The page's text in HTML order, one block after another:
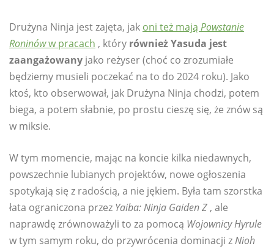
Drużyna Ninja jest zajęta, jak oni też mają Powstanie
Roninóww pracach , który również Yasuda jest
zaangażowany jako reżyser (choć co zrozumiałe
będziemy musieli poczekać na to do 2024 roku). Jako
ktoś, kto obserwował, jak Drużyna Ninja chodzi, potem
biega, a potem słabnie, po prostu cieszę się, że znów są
w miksie.
W tym momencie, mając na koncie kilka niedawnych,
powszechnie lubianych projektów, nowe ogłoszenia
spotykają się z radością, a nie jękiem. Była tam szorstka
łata ograniczona przez Yaiba: Ninja Gaiden Z , ale
naprawdę zrównoważyli to za pomocą Wojownicy Hyrule
w tym samym roku, do przywrócenia dominacji zNioh